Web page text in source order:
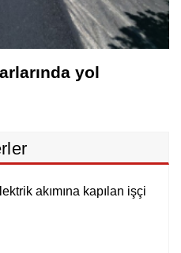
yol
akımına kapılan işçi